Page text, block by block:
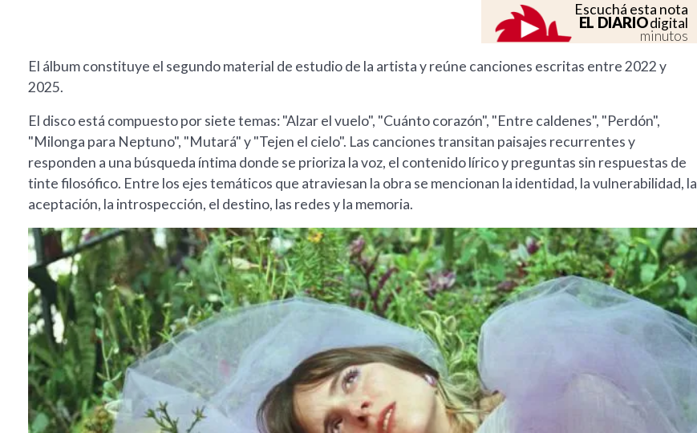
Escuchá esta nota
EL DIARIOdigital
minutos
El álbum constituye el segundo material de estudio de la artista y reúne canciones escritas entre 2022 y
2025.
El disco está compuesto por siete temas: "Alzar el vuelo", "Cuánto corazón", "Entre caldenes", "Perdón",
"Milonga para Neptuno", "Mutará" y "Tejen el cielo". Las canciones transitan paisajes recurrentes y
responden a una búsqueda íntima donde se prioriza la voz, el contenido lírico y preguntas sin respuestas de
tinte filosófico. Entre los ejes temáticos que atraviesan la obra se mencionan la identidad, la vulnerabilidad, la
aceptación, la introspección, el destino, las redes y la memoria.